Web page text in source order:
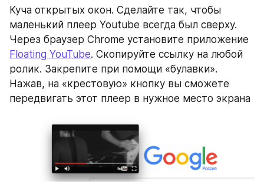
Куча открытых окон. Сделайте так, чтобы
маленький плеер Youtube всегда был сверху.
Floating YouTube. Скопируйте ссылку на любой
ролик. Закрепите при помощи «булавки».
Нажав, на «крестовую» кнопку вы сможете
передвигать этот плеер в нужное место экрана